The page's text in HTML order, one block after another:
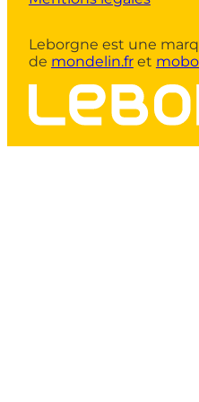
Leborgne est une
de mondelin.fret